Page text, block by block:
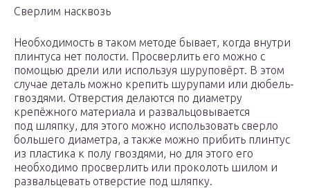
Сверлим насквозь
Необходимость в таком методе бывает, когда внутри
плинтуса нет полости. Просверлить его можно с
помощью дрели или используя шуруповёрт. В этом
случае деталь можно крепить шурупами или дюбель-
гвоздями. Отверстия делаются по диаметру
крепёжного материала и развальцовывается
под шляпку, для этого можно использовать сверло
большего диаметра, а также можно прибить плинтус
из пластика к полу гвоздями, но для этого его
необходимо просверлить или проколоть шилом и
развальцевать отверстие под шляпку.